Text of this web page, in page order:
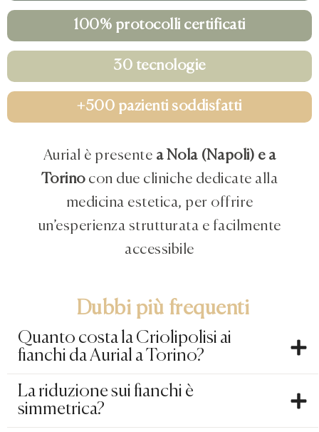
100% protocolli certificati
30 tecnologie
+500 pazienti soddisfatti
Aurial è presente a Nola (Napoli) e a
Torinocon due cliniche dedicate alla
medicina estetica, per offrire
un’esperienza strutturata e facilmente
accessibile
Dubbi più frequenti
Quanto costa la Criolipolisi ai
fianchi da Aurial a Torino?
La riduzione sui fianchi è
simmetrica?